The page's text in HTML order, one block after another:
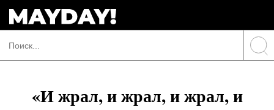
«И жрал, и жрал, и жрал, и